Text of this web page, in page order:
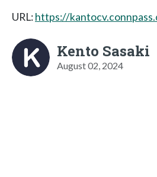
URL:https://
Kento Sasaki
August 02, 2024